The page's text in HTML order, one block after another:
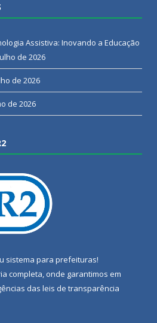
Assistiva: Inovando a Educação
de 2026
de 2026
de 2026
sistema para prefeituras!
completa, onde garantimos em
das leis de transparência